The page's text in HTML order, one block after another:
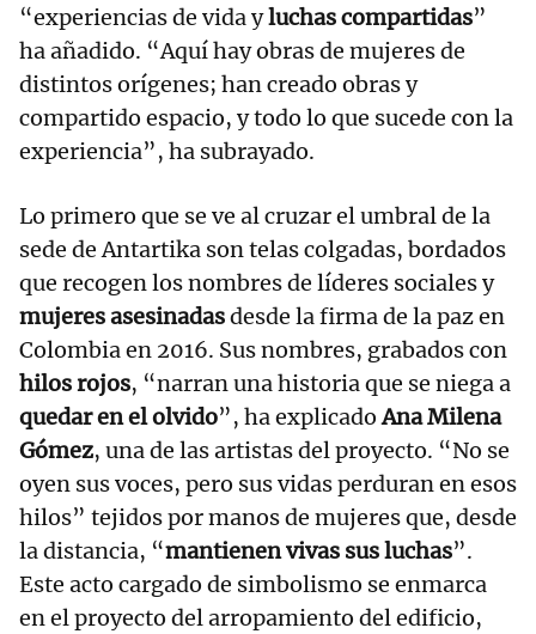
“experiencias de vida yluchas compartidas”
ha añadido. “Aquí hay obras de mujeres de
distintos orígenes; han creado obras y
compartido espacio, y todo lo que sucede con la
experiencia”, ha subrayado.
Lo primero que se ve al cruzar el umbral de la
sede de Antartika son telas colgadas, bordados
que recogen los nombres de líderes sociales y
mujeres asesinadasdesde la firma de la paz en
Colombia en 2016. Sus nombres, grabados con
hilos rojos, “narran una historia que se niega a
quedar en el olvido”, ha explicadoAna Milena
Gómez, una de las artistas del proyecto. “No se
oyen sus voces, pero sus vidas perduran en esos
hilos” tejidos por manos de mujeres que, desde
la distancia, “mantienen vivas sus luchas”.
Este acto cargado de simbolismo se enmarca
en el proyecto del arropamiento del edificio,